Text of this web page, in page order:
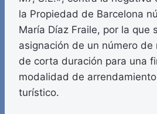
la Propiedad de Barcelona
María Díaz Fraile, por la que
asignación de un número
de corta duración para una
modalidad de
turístico.